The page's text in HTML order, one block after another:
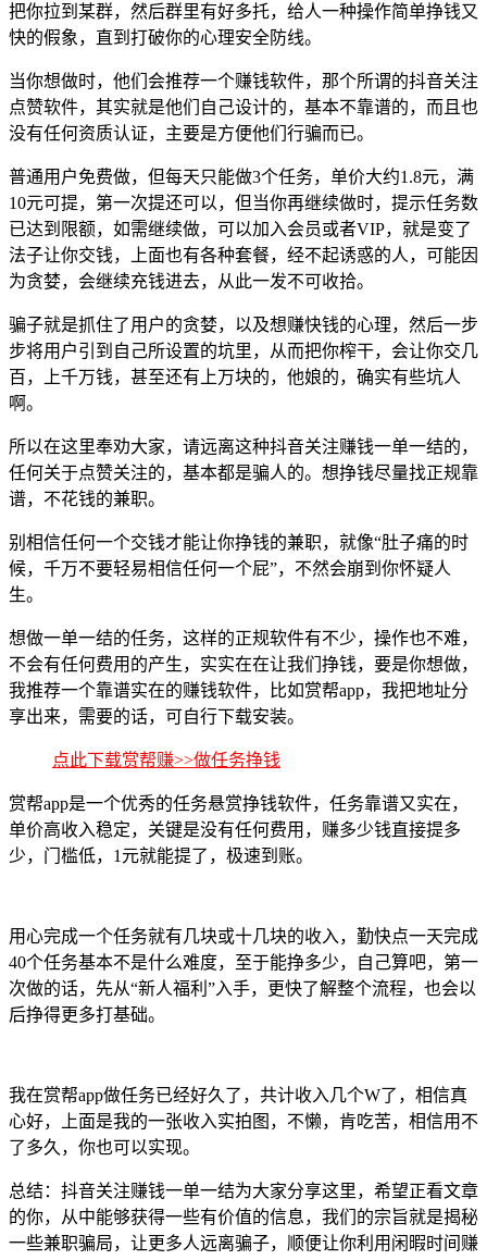
把你拉到某群，然后群里有好多托，给人一种操作简单挣钱又
快的假象，直到打破你的心理安全防线。
当你想做时，他们会推荐一个赚钱软件，那个所谓的抖音关注
点赞软件，其实就是他们自己设计的，基本不靠谱的，而且也
没有任何资质认证，主要是方便他们行骗而已。
普通用户免费做，但每天只能做3个任务，单价大约1.8元，满
10元可提，第一次提还可以，但当你再继续做时，提示任务数
已达到限额，如需继续做，可以加入会员或者VIP，就是变了
法子让你交钱，上面也有各种套餐，经不起诱惑的人，可能因
为贪婪，会继续充钱进去，从此一发不可收拾。
骗子就是抓住了用户的贪婪，以及想赚快钱的心理，然后一步
步将用户引到自己所设置的坑里，从而把你榨干，会让你交几
百，上千万钱，甚至还有上万块的，他娘的，确实有些坑人
啊。
所以在这里奉劝大家，请远离这种抖音关注赚钱一单一结的，
任何关于点赞关注的，基本都是骗人的。想挣钱尽量找正规靠
谱，不花钱的兼职。
别相信任何一个交钱才能让你挣钱的兼职，就像“肚子痛的时
候，千万不要轻易相信任何一个屁”，不然会崩到你怀疑人
生。
想做一单一结的任务，这样的正规软件有不少，操作也不难，
不会有任何费用的产生，实实在在让我们挣钱，要是你想做，
我推荐一个靠谱实在的赚钱软件，比如赏帮app，我把地址分
享出来，需要的话，可自行下载安装。
点此下载赏帮赚>>做任务挣钱
赏帮app是一个优秀的任务悬赏挣钱软件，任务靠谱又实在，
单价高收入稳定，关键是没有任何费用，赚多少钱直接提多
少，门槛低，1元就能提了，极速到账。
用心完成一个任务就有几块或十几块的收入，勤快点一天完成
40个任务基本不是什么难度，至于能挣多少，自己算吧，第一
次做的话，先从“新人福利”入手，更快了解整个流程，也会以
后挣得更多打基础。
我在赏帮app做任务已经好久了，共计收入几个W了，相信真
心好，上面是我的一张收入实拍图，不懒，肯吃苦，相信用不
了多久，你也可以实现。
总结：抖音关注赚钱一单一结为大家分享这里，希望正看文章
的你，从中能够获得一些有价值的信息，我们的宗旨就是揭秘
一些兼职骗局，让更多人远离骗子，顺便让你利用闲暇时间赚